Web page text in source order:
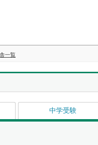
一覧
中学受験